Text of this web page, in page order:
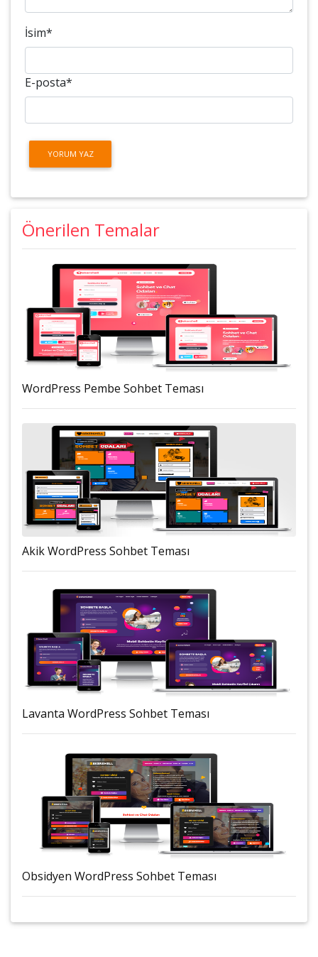
İsim*
E-posta*
Önerilen Temalar
WordPress Pembe Sohbet Teması
Akik WordPress Sohbet Teması
Lavanta WordPress Sohbet Teması
Obsidyen WordPress Sohbet Teması